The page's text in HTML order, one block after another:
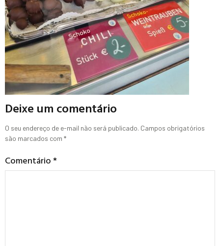
Deixe um comentário
O seu endereço de e-mail não será publicado. Campos obrigatórios
são marcados com *
Comentário*